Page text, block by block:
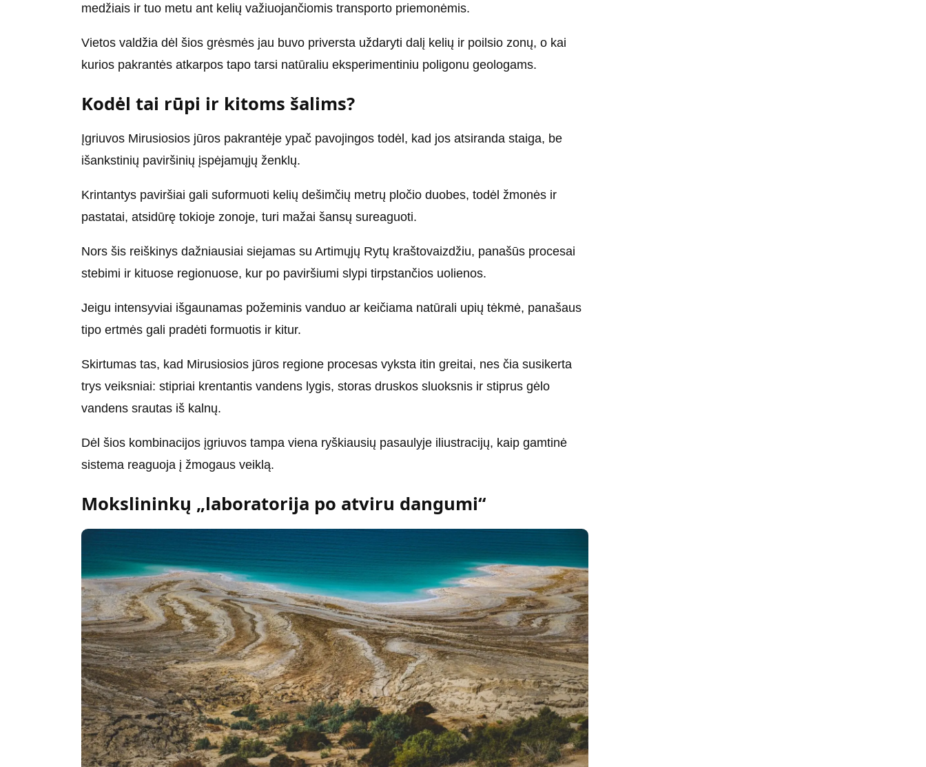
medžiais ir tuo metu ant kelių važiuojančiomis transporto priemonėmis.
Vietos valdžia dėl šios grėsmės jau buvo priversta uždaryti dalį kelių ir poilsio zonų, o kai
kurios pakrantės atkarpos tapo tarsi natūraliu eksperimentiniu poligonu geologams.
Kodėl tai rūpi ir kitoms šalims?
Įgriuvos Mirusiosios jūros pakrantėje ypač pavojingos todėl, kad jos atsiranda staiga, be
išankstinių paviršinių įspėjamųjų ženklų.
Krintantys paviršiai gali suformuoti kelių dešimčių metrų pločio duobes, todėl žmonės ir
pastatai, atsidūrę tokioje zonoje, turi mažai šansų sureaguoti.
Nors šis reiškinys dažniausiai siejamas su Artimųjų Rytų kraštovaizdžiu, panašūs procesai
stebimi ir kituose regionuose, kur po paviršiumi slypi tirpstančios uolienos.
Jeigu intensyviai išgaunamas požeminis vanduo ar keičiama natūrali upių tėkmė, panašaus
tipo ertmės gali pradėti formuotis ir kitur.
Skirtumas tas, kad Mirusiosios jūros regione procesas vyksta itin greitai, nes čia susikerta
trys veiksniai: stipriai krentantis vandens lygis, storas druskos sluoksnis ir stiprus gėlo
vandens srautas iš kalnų.
Dėl šios kombinacijos įgriuvos tampa viena ryškiausių pasaulyje iliustracijų, kaip gamtinė
sistema reaguoja į žmogaus veiklą.
Mokslininkų „laboratorija po atviru dangumi“